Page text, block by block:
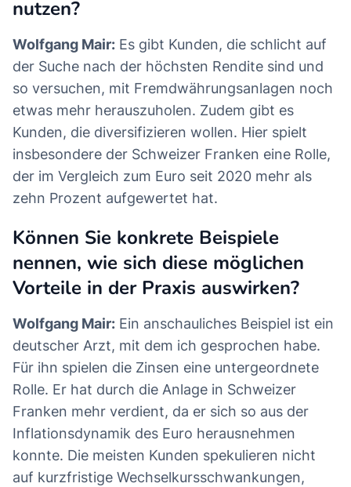
nutzen?
Wolfgang Mair: Es gibt Kunden, die schlicht auf
der Suche nach der höchsten Rendite sind und
so versuchen, mit Fremdwährungsanlagen noch
etwas mehr herauszuholen. Zudem gibt es
Kunden, die diversifizieren wollen. Hier spielt
insbesondere der Schweizer Franken eine Rolle,
der im Vergleich zum Euro seit 2020 mehr als
zehn Prozent aufgewertet hat.
Können Sie konkrete Beispiele
nennen, wie sich diese möglichen
Vorteile in der Praxis auswirken?
Wolfgang Mair: Ein anschauliches Beispiel ist ein
deutscher Arzt, mit dem ich gesprochen habe.
Für ihn spielen die Zinsen eine untergeordnete
Rolle. Er hat durch die Anlage in Schweizer
Franken mehr verdient, da er sich so aus der
Inflationsdynamik des Euro herausnehmen
konnte. Die meisten Kunden spekulieren nicht
auf kurzfristige Wechselkursschwankungen,